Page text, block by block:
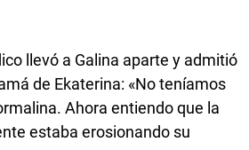
llevó a Galina aparte y admitió
de Ekaterina: «No teníamos
Ahora entiendo que la
estaba erosionando su